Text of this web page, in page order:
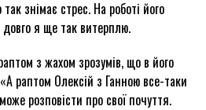
знімає стрес. На роботі його
я ще так витерплю.
з жахом зрозумів, що в його
раптом Олексій з Ганною все-таки
розповісти про свої почуття.